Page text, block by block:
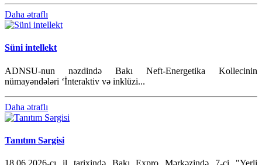
Daha ətraflı
Süni intellekt
ADNSU-nun nəzdində Bakı Neft-Energetika Kollecinin
nümayəndələri ‘İnteraktiv və inklüzi...
Daha ətraflı
Tanıtım Sərgisi